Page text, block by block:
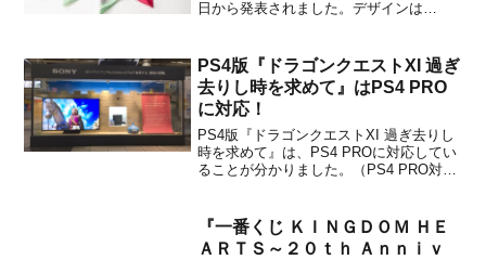
日から発表されました。デザインは
ンテン」、『MOTHER2 ギーグの逆襲』
から「オネット」「ウインターズ」「ム
ーンサイド」、『M...
PS4版『ドラゴンクエストXI 過ぎ
去りし時を求めて』はPS4 PRO
に対応！
PS4版『ドラゴンクエストXI 過ぎ去りし
時を求めて』は、PS4 PROに対応してい
ることが分かりました。（PS4 PRO対応
ンクエストXI』はPS4proにも対応！品川
駅中央改札構内のショーケースでは、...
『一番くじ ＫＩＮＧＤＯＭ ＨＥ
ＡＲＴＳ～２０ｔｈ Ａｎｎｉｖ